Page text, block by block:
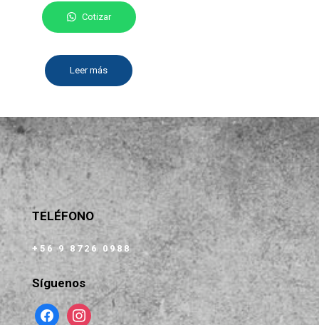
Cotizar
Leer más
TELÉFONO
+56 9 8726 0988
Síguenos
facebookinstagram